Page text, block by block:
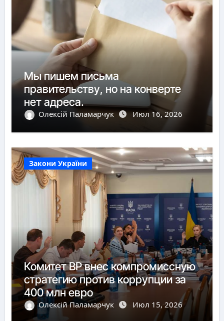
Мы пишем письма
правительству, но на конверте
нет адреса.
Олексій Паламарчук Июл 16, 2026
Закони України
Комитет ВР внес компромиссную
стратегию против коррупции за
400 млн евро
Олексій Паламарчук Июл 15, 2026